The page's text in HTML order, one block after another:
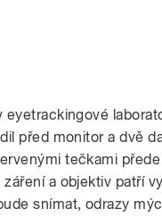
eyetrackingové
před monitor a dvě
tečkami
a objektiv patří
snímat, odrazy